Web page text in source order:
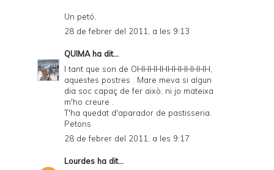
Un petó,
28 de febrer del 2011, a les 9:13
QUIMAha dit...
I tant que son de OHHHHHHHHHHHH,
aquestes postres . Mare meva si algun
dia soc capaç de fer això, ni jo mateixa
m'ho creure .
T'ha quedat d'aparador de pastisseria.
Petons
28 de febrer del 2011, a les 9:17
Lourdes ha dit...